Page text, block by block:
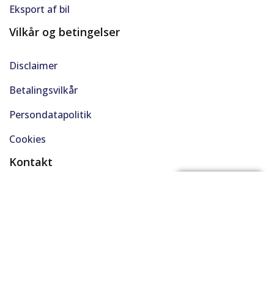
Eksport af bil
Vilkår og betingelser
Disclaimer
Betalingsvilkår
Persondatapolitik
Cookies
Kontakt